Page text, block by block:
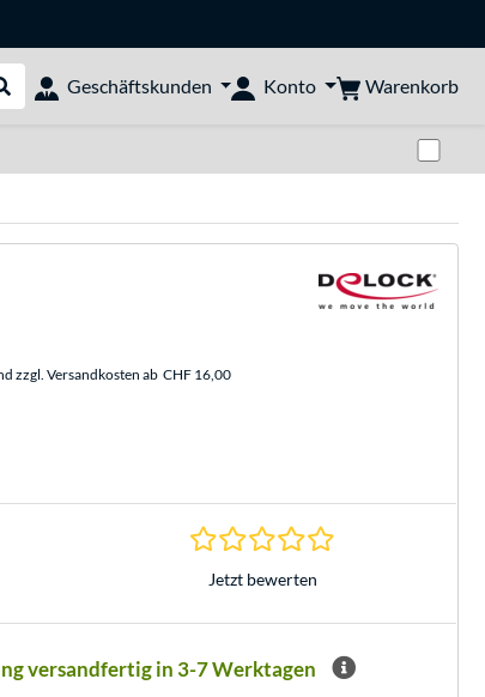
durchführen
Geschäftskunden Konto Warenkorb
zzgl. Versandkosten ab CHF 16,00
0.0 Sterne bei 0
Jetzt bewerten
versandfertig in 3-7 Werktagen